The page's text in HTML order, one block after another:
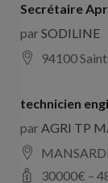
Secrétaire
parSODILINE
94100
technicien
parAGRI TP
30000€ –